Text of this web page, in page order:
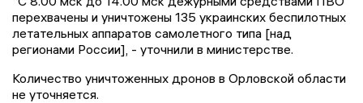
перехвачены и уничтожены 135 украинских беспилотных
летательных аппаратов самолетного типа [над
регионами России], - уточнили в министерстве.
Количество уничтоженных дронов в Орловской области
не уточняется.